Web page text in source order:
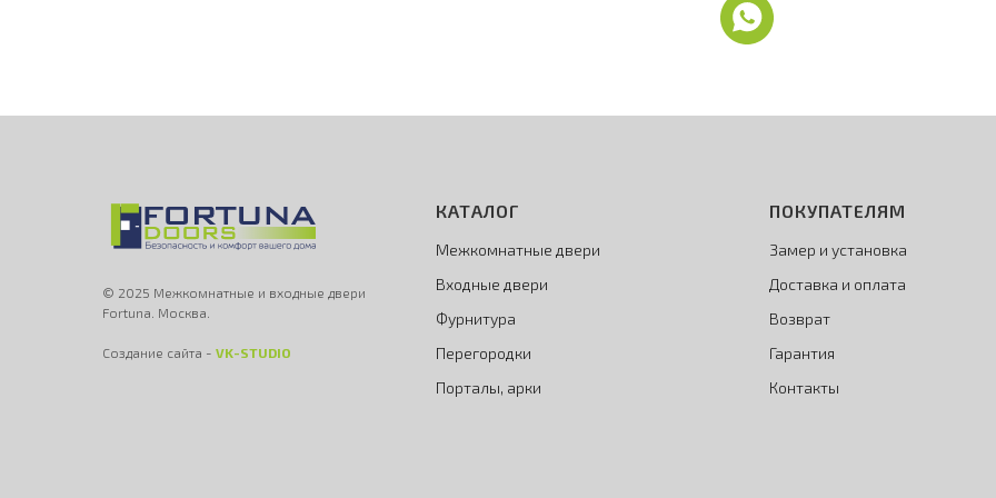
© 2025 Межкомнатные и входные двери
Fortuna. Москва.
Создание сайта - VK-STUDIO
КАТАЛОГ
Межкомнатные двери
Входные двери
Фурнитура
Перегородки
Порталы, арки
ПОКУПАТЕЛЯМ
Замер и установка
Доставка и оплата
Возврат
Гарантия
Контакты